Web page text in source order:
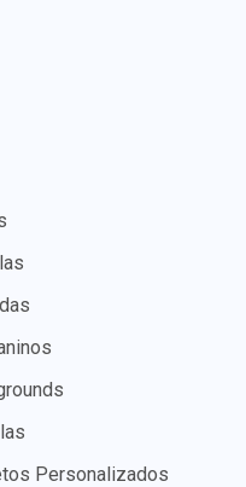
Personalizados